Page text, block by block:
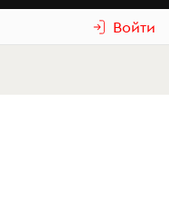
Войти